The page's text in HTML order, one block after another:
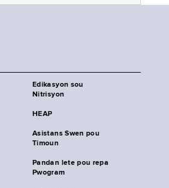
Edikasyon sou
Nitrisyon
HEAP
Asistans Swen pou
Timoun
Pandan lete pou repa
Pwogram